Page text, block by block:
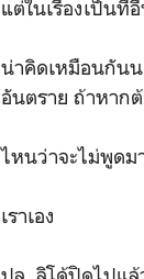
แต่ในเรื่องเป็นที่
น่าคิดเหมือนกัน
อันตราย ถ้าหากต้
ไหนว่าจะไม่พูดม
เราเอง